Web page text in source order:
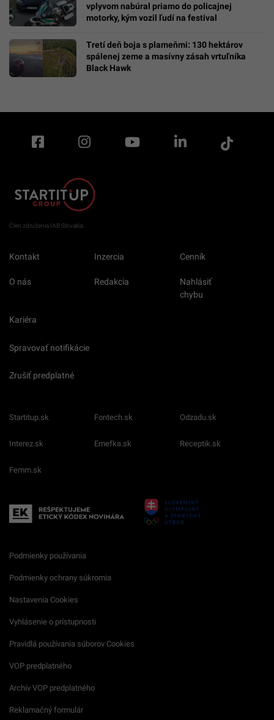
vplyvom nabúral priamo do policajnej
motorky, kým vozil ľudí na festival
Tretí deň boja s plameňmi: 130 hektárov
spálenej zeme a masívny zásah vrtuľníka
Black Hawk
Člen združenia IAB Slovakia
Kontakt Inzercia Cenník
O nás Redakcia
Nahlásiť
chybu
Kariéra
Spravovať notifikácie
Zrušiť predplatné
Startitup.sk Fontech.sk Odzadu.sk
Interez.sk Emefka.sk Receptik.sk
Femm.sk
Podmienky používania
Podmienky ochrany súkromia
Nastavenia Cookies
Vyhlásenie o prístupnosti
Pravidlá používania súborov Cookies
VOP predplatného
Archív VOP predplatného
Reklamačný formulár